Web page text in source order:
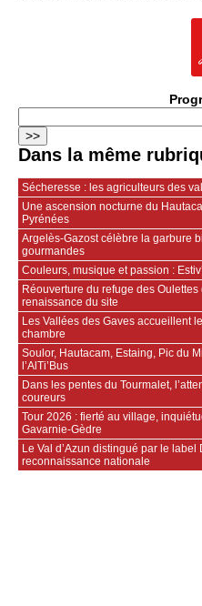
Dans la même
Sécheresse : les agriculteurs des
Une ascension nocturne du
Pyrénées
Argelès-Gazost célèbre la garbure
gourmandes
Couleurs, musique et passion :
Réouverture du refuge des
renaissance du site
Les Vallées des Gaves accueillent
chambre
Soulor, Hautacam, Estaing, Pic du
l’AlTi’Bus
Dans les pentes du Tourmalet,
coureurs
Tour 2026 : fierté au village,
Gavarnie‑Gèdre
Le Val d’Azun distingué par le
reconnaissance nationale